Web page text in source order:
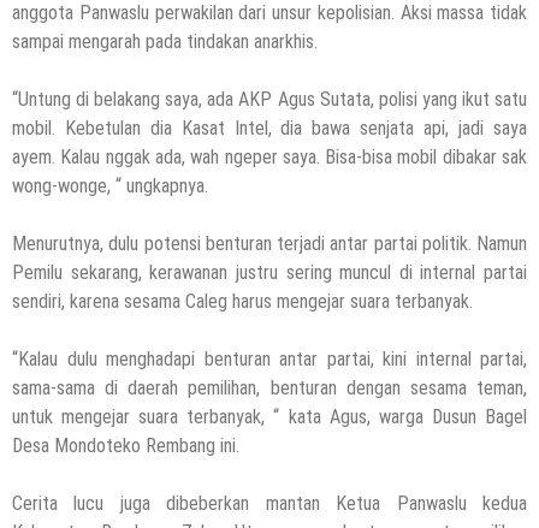
anggota Panwaslu perwakilan dari unsur kepolisian. Aksi massa tidak
sampai mengarah pada tindakan anarkhis.
“Untung di belakang saya, ada AKP Agus Sutata, polisi yang ikut satu
mobil. Kebetulan dia Kasat Intel, dia bawa senjata api, jadi saya
ayem. Kalau nggak ada, wah ngeper saya. Bisa-bisa mobil dibakar sak
wong-wonge, “ ungkapnya.
Menurutnya, dulu potensi benturan terjadi antar partai politik. Namun
Pemilu sekarang, kerawanan justru sering muncul di internal partai
sendiri, karena sesama Caleg harus mengejar suara terbanyak.
“Kalau dulu menghadapi benturan antar partai, kini internal partai,
sama-sama di daerah pemilihan, benturan dengan sesama teman,
untuk mengejar suara terbanyak, “ kata Agus, warga Dusun Bagel
Desa Mondoteko Rembang ini.
Cerita lucu juga dibeberkan mantan Ketua Panwaslu kedua